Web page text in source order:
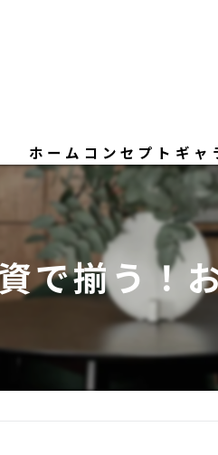
ホーム コンセプト
ごあいさつ
ギャ
で揃う！